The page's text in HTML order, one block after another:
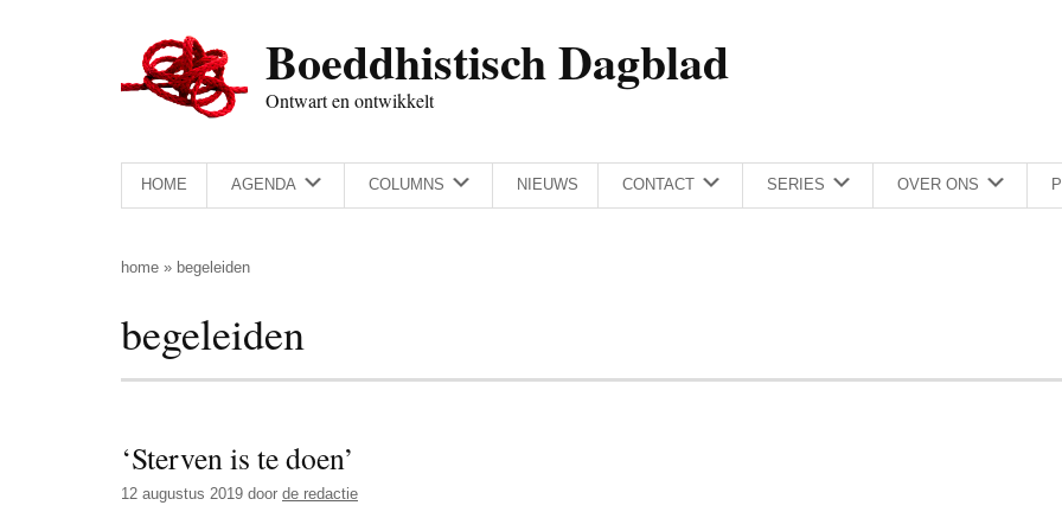
Boeddhistisch Dagblad
Ontwart en ontwikkelt
HOME AGENDA COLUMNS NIEUWS CONTACT SERIES OVER ONS
home » begeleiden
begeleiden
‘Sterven is te doen’
12 augustus 2019 door de redactie